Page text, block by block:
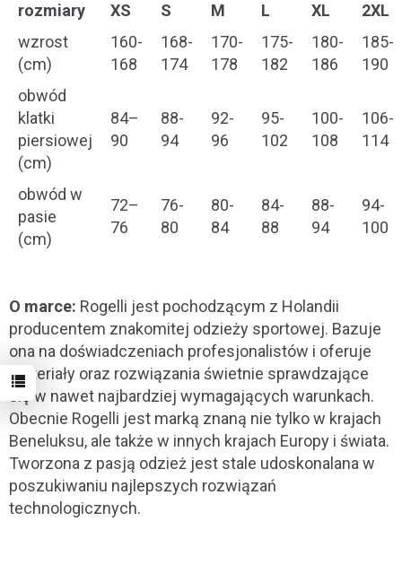
rozmiary XS S M L XL
2XL
wzrost
(cm)
160-
168
168-
174
170-
178
175-
182
180-
186
185-
190
obwód
klatki
piersiowej
(cm)
84–
90
88-
94
92-
96
95-
102
100-
108
106-
114
obwód w
pasie
(cm)
72–
76
76-
80
80-
84
84-
88
88-
94
94-
100
O marce: Rogelli jest pochodzącym z Holandii
producentem znakomitej odzieży sportowej. Bazuje
ona na doświadczeniach profesjonalistów i oferuje
materiały oraz rozwiązania świetnie sprawdzające
się w nawet najbardziej wymagających warunkach.
Obecnie Rogelli jest marką znaną nie tylko w krajach
Beneluksu, ale także w innych krajach Europy i świata.
Tworzona z pasją odzież jest stale udoskonalana w
poszukiwaniu najlepszych rozwiązań
technologicznych.